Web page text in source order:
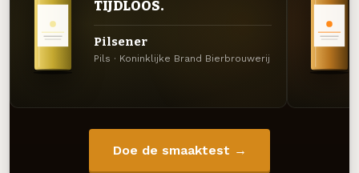
TIJDLOOS.
Pilsener
Pils · Koninklijke Brand Bierbrouwerij
Doe de smaaktest →